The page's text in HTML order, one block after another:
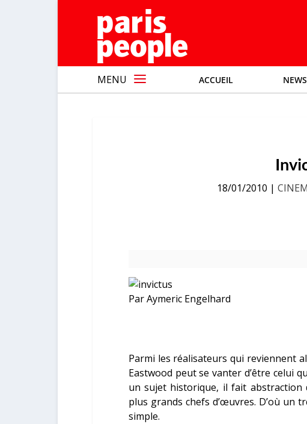
MENU ACCUEIL NEWS
18/01/2010 |
Par Aymeric Engelhard
Parmi les réalisateurs qui reviennent
Eastwood peut se vanter d’être celui
un sujet historique, il fait abstraction
plus grands chefs d’œuvres. D’où un
simple.